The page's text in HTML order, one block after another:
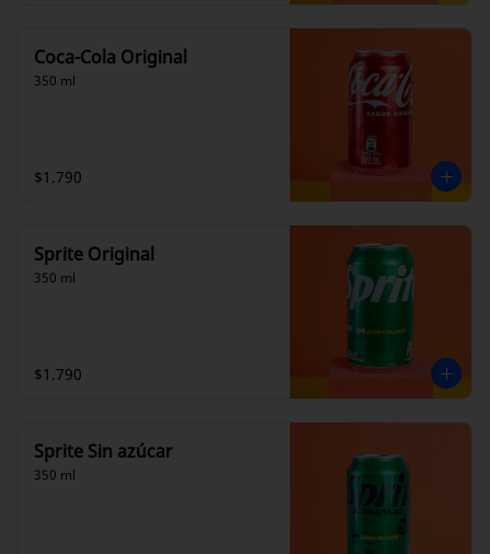
Coca-Cola Original
350 ml
$1.790
Sprite Original
350 ml
$1.790
Sprite Sin azúcar
350 ml